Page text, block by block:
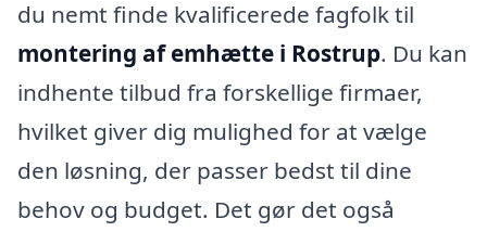
du nemt finde kvalificerede fagfolk til
montering af emhætte i Rostrup. Du kan
indhente tilbud fra forskellige firmaer,
hvilket giver dig mulighed for at vælge
den løsning, der passer bedst til dine
behov og budget. Det gør det også